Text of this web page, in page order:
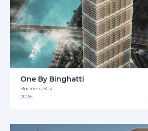
One By Binghatti
Business Bay
2026